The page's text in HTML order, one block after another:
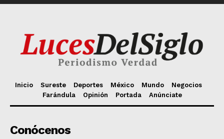
Inicio Sureste Deportes México Mundo
Negocios
Farándula
Opinión Portada Anúnciate
Conócenos